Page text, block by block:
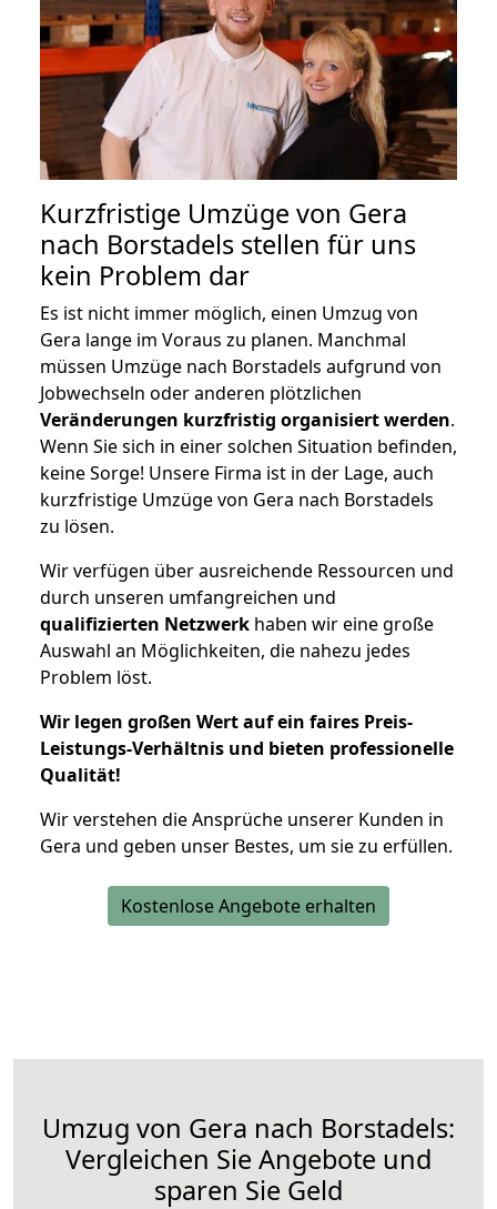
Kurzfristige Umzüge von Gera
nach Borstadels stellen für uns
kein Problem dar
Es ist nicht immer möglich, einen Umzug von
Gera lange im Voraus zu planen. Manchmal
müssen Umzüge nach Borstadels aufgrund von
Jobwechseln oder anderen plötzlichen
Veränderungen kurzfristig organisiert werden.
Wenn Sie sich in einer solchen Situation befinden,
keine Sorge! Unsere Firma ist in der Lage, auch
kurzfristige Umzüge von Gera nach Borstadels
zu lösen.
Wir verfügen über ausreichende Ressourcen und
durch unseren umfangreichen und
qualifizierten Netzwerk haben wir eine große
Auswahl an Möglichkeiten, die nahezu jedes
Problem löst.
Wir legen großen Wert auf ein faires Preis-
Leistungs-Verhältnis und bieten professionelle
Qualität!
Wir verstehen die Ansprüche unserer Kunden in
Gera und geben unser Bestes, um sie zu erfüllen.
Kostenlose Angebote erhalten
Umzug von Gera nach Borstadels:
Vergleichen Sie Angebote und
sparen Sie Geld